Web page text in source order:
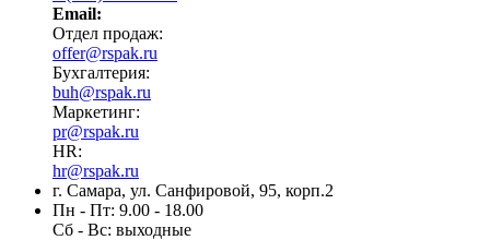
Email:
Отдел продаж:
offer@rspak.ru
Бухгалтерия:
buh@rspak.ru
Маркетинг:
pr@rspak.ru
HR:
hr@rspak.ru
г. Самара, ул. Санфировой, 95, корп.2
Пн - Пт: 9.00 - 18.00
Сб - Вс: выходные